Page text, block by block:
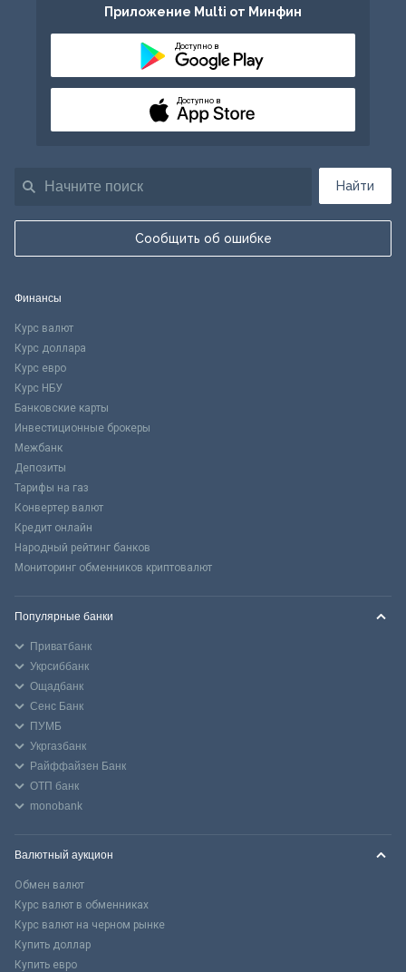
Найти
Сообщить об ошибке
Приложение Multi от Минфин
Доступно в
Доступно в
Финансы
Курс валют
Курс доллара
Курс евро
Курс НБУ
Банковские карты
Инвестиционные брокеры
Межбанк
Депозиты
Тарифы на газ
Конвертер валют
Кредит онлайн
Народный рейтинг банков
Мониторинг обменников криптовалют
Популярные банки
Приватбанк
Укрсиббанк
Ощадбанк
Сенс Банк
ПУМБ
Укргазбанк
Райффайзен Банк
ОТП банк
monobank
Валютный аукцион
Обмен валют
Курс валют в обменниках
Курс валют на черном рынке
Купить доллар
Купить евро